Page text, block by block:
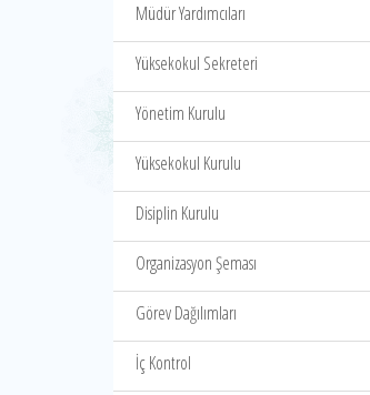
Müdür Yardımcıları
Yüksekokul Sekreteri
Yönetim Kurulu
Yüksekokul Kurulu
Disiplin Kurulu
Organizasyon Şeması
Görev Dağılımları
İç Kontrol